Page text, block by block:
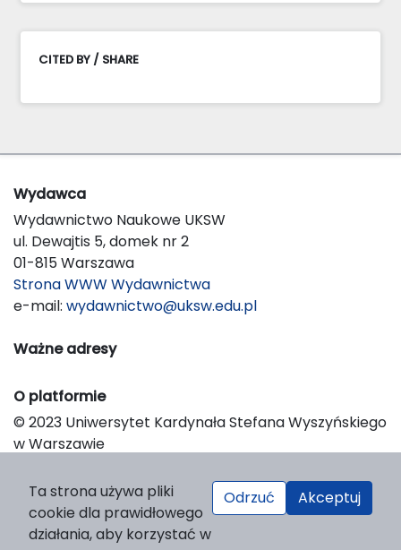
CITED BY / SHARE
Wydawca
Wydawnictwo Naukowe UKSW
ul. Dewajtis 5, domek nr 2
01-815 Warszawa
Strona WWW Wydawnictwa
e-mail: wydawnictwo@uksw.edu.pl
Ważne adresy
O platformie
© 2023 Uniwersytet Kardynała Stefana Wyszyńskiego
w Warszawie
Platform & Workflow by OJS/PKP
Ta strona używa pliki
cookie dla prawidłowego
działania, aby korzystać w
Odrzuć Akceptuj